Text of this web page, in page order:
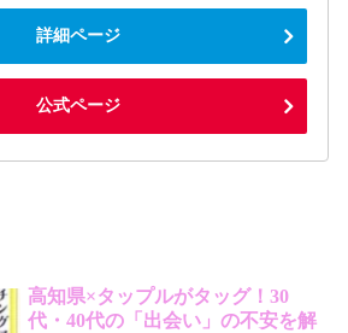
詳細ページ
公式ページ
高知県×タップルがタッグ！30
代・40代の「出会い」の不安を解